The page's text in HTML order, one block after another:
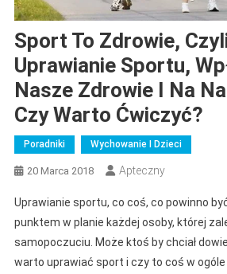
Sport To Zdrowie,
Uprawianie Sportu,
Nasze Zdrowie I Na
Czy Warto Ćwiczyć?
Poradniki Wychowanie I Dzieci
20 Marca 2018 Apteczny
Uprawianie sportu, co coś, co powinno
punktem w planie każdej osoby, której
samopoczuciu. Może ktoś by chciał
warto uprawiać sport i czy to coś w ogóle